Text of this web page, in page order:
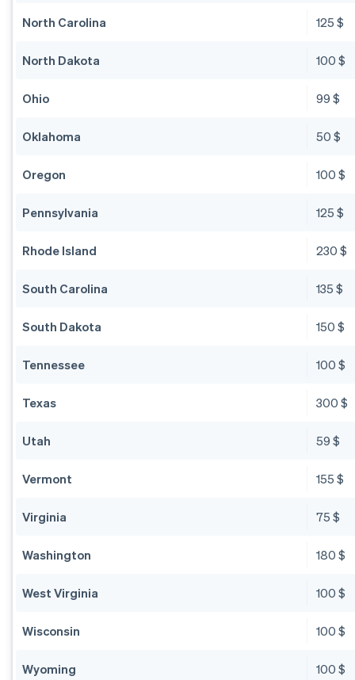
North Carolina 125 $
North Dakota 100 $
Ohio 99 $
Oklahoma 50 $
Oregon 100 $
Pennsylvania 125 $
Rhode Island 230 $
South Carolina 135 $
South Dakota 150 $
Tennessee 100 $
Texas 300 $
Utah 59 $
Vermont 155 $
Virginia 75 $
Washington 180 $
West Virginia 100 $
Wisconsin 100 $
Wyoming 100 $